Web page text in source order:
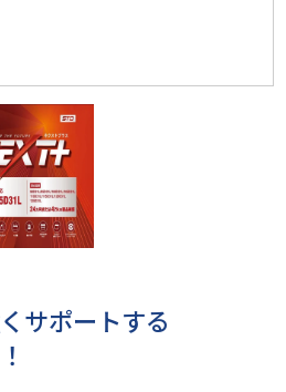
サポートする